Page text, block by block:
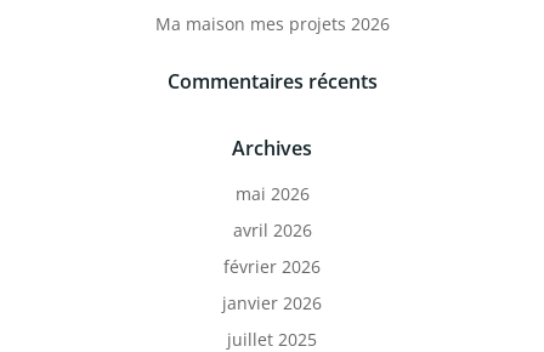
Ma maison mes projets 2026
Commentaires récents
Archives
mai 2026
avril 2026
février 2026
janvier 2026
juillet 2025